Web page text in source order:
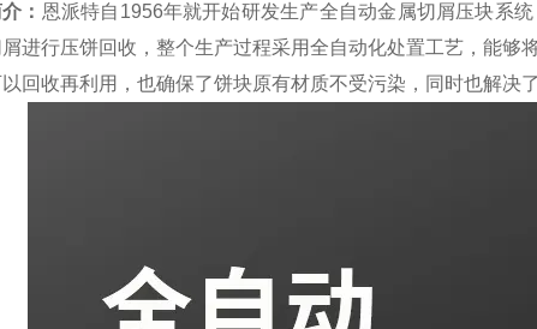
： 恩派特自1956年就开始研发生产全自动金属切屑压块系
进行压饼回收，整个生产过程采用全自动化处置工艺，能够
回收再利用，也确保了饼块原有材质不受污染，同时也解决